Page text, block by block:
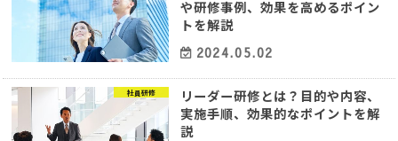
や研修事例、効果を高めるポイン
トを解説
2024.05.02
社員研修
リーダー研修とは？目的や内容、
実施手順、効果的なポイントを解
説